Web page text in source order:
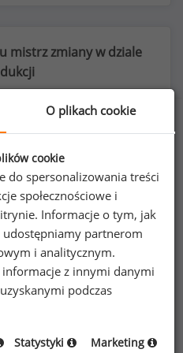
mistrz zmiany w dziale
%
użytku prywatnego
danych o
O plikach cookie
cookie
do spersonalizowania treści
społecznościowe i
Informacje o tym, jak
udostępniamy partnerom
i analitycznym.
informacje z innymi danymi
podczas
Statystyki Marketing